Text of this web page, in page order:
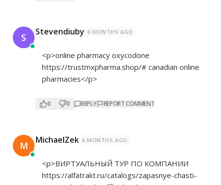
S Stevendiuby 6 MONTHS AGO
<p>online pharmacy oxycodone
https://trustmxpharma.shop/# canadian online
pharmacies</p>
0 0 REPLY REPORT COMMENT
M MichaelZek 6 MONTHS AGO
<p>ВИРТУАЛЬНЫЙ ТУР ПО КОМПАНИИ
https://alfatrakt.ru/catalogs/zapasnye-chasti-